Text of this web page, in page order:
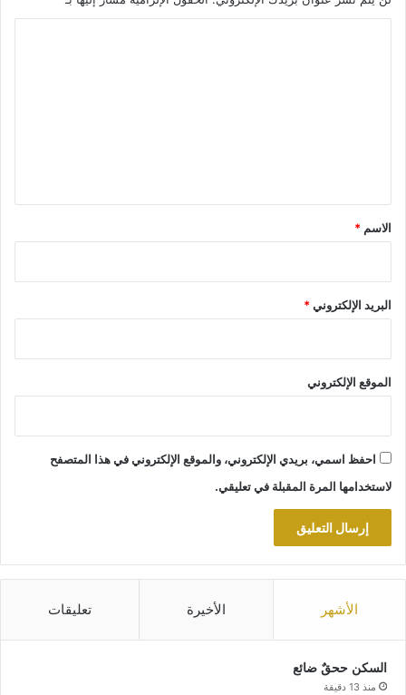
*
الاسم *
البريد الإلكتروني*
الموقع الإلكتروني
احفظ اسمي، بريدي الإلكتروني، والموقع الإلكتروني في هذا المتصفح
لاستخدامها المرة المقبلة في تعليقي.
الأشهر الأخيرة تعليقات
السكن ححقٌ ضائع
منذ 13 دقيقة